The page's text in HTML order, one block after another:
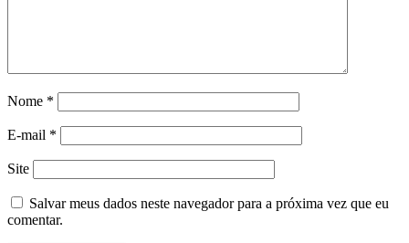
Nome *
E-mail *
Site
Salvar meus dados neste navegador para a próxima vez que eu
comentar.